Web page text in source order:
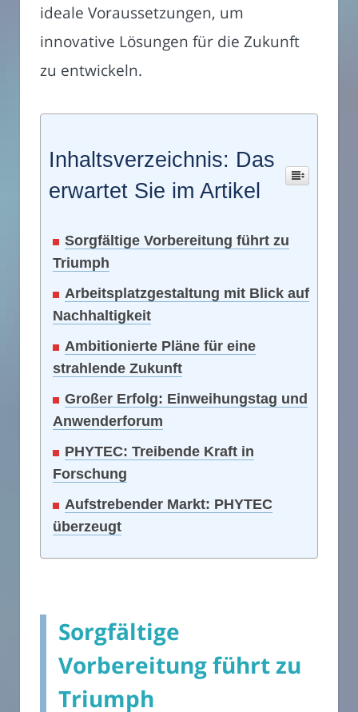
ideale Voraussetzungen, um
innovative Lösungen für die Zukunft
zu entwickeln.
Inhaltsverzeichnis: Das
erwartet Sie im Artikel
Sorgfältige Vorbereitung führt zu
Triumph
Arbeitsplatzgestaltung mit Blick auf
Nachhaltigkeit
Ambitionierte Pläne für eine
strahlende Zukunft
Großer Erfolg: Einweihungstag und
Anwenderforum
PHYTEC: Treibende Kraft in
Forschung
Aufstrebender Markt: PHYTEC
überzeugt
Sorgfältige
Vorbereitung führt zu
Triumph